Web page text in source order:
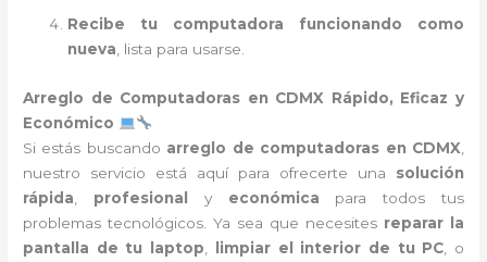
Recibe tu computadora funcionando como
nueva , lista para usarse.
Arreglo de Computadoras en CDMX Rápido, Eficaz y
Económico
Si estás buscando arreglo de computadoras en CDMX
nuestro servicio está aquí para ofrecerte una solución
rápida
profesional y económica para todos tus
problemas tecnológicos. Ya sea que necesites reparar la
pantalla de tu laptop
limpiar el interior de tu PC , o